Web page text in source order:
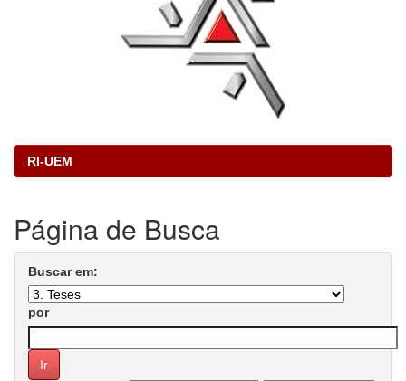
RI-UEM
Página de Busca
Buscar em:
por